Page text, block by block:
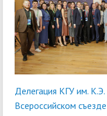
Делегация КГУ им.
Всероссийском